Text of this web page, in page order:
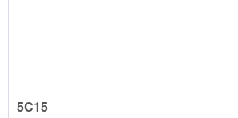
5C15